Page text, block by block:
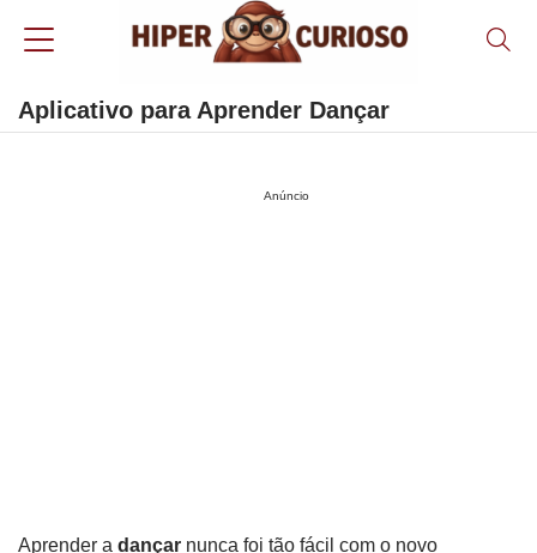
Aplicativo para Aprender Dançar
Anúncio
Aprender a dançar nunca foi tão fácil com o novo